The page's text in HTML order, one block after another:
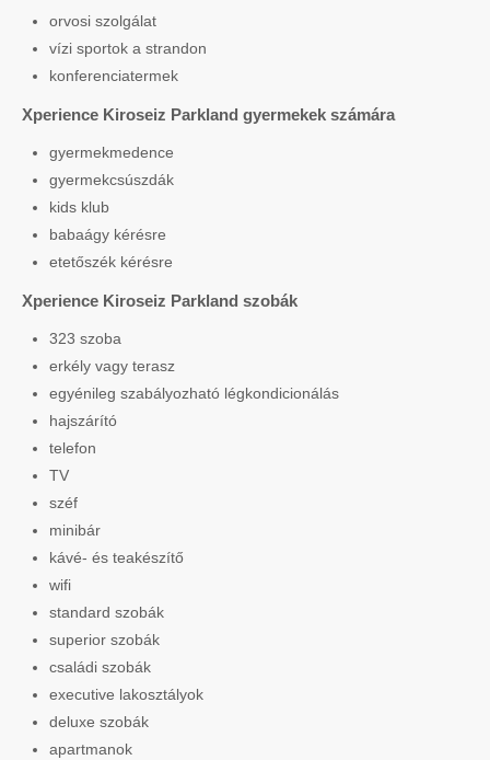
orvosi szolgálat
vízi sportok a strandon
konferenciatermek
Xperience Kiroseiz Parkland gyermekek számára
gyermekmedence
gyermekcsúszdák
kids klub
babaágy kérésre
etetőszék kérésre
Xperience Kiroseiz Parkland szobák
323 szoba
erkély vagy terasz
egyénileg szabályozható légkondicionálás
hajszárító
telefon
TV
széf
minibár
kávé- és teakészítő
wifi
standard szobák
superior szobák
családi szobák
executive lakosztályok
deluxe szobák
apartmanok